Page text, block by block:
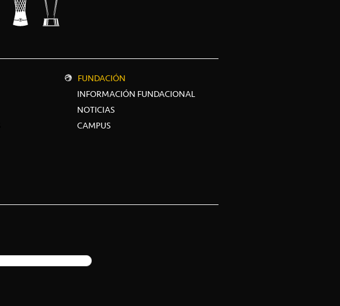
FUNDACIÓN
INFORMACIÓN FUNDACIONAL
NOTICIAS
CAMPUS